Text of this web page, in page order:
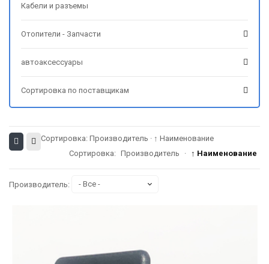
Кабели и разъемы
Отопители - Запчасти
автоаксессуары
Сортировка по поставщикам
Сортировка: Производитель · ↑ Наименование
Сортировка: Производитель · ↑ Наименование
Производитель: